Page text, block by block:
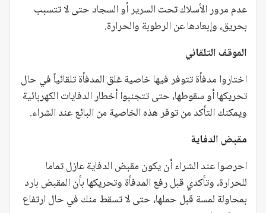
عدم مرور الأسلاك تحت السرير أو السجاد حتى لا تتسبب
بحريق، وإبعادها عن الرطوبة والحرارة.
الموقف التلقائي
اختاروا مدفأة تتوفر فيها خاصية غلق المدفأة تلقائياً في حال
تحريكها أو سقوطها، حتى تتجنبوا أخطار الدفايات الكهربائية
ويمكنك التأكد من توفر هذه الخاصية من البائع عند الشراء.
مقبض الدفاية
احرصوا عند الشراء أن يكون مقبض الدفاية عازل تماما
للحرارة، وتأكدي قبل رفع المدفأة وتحريكها بأن المقبض بارد
بمحاولة لمسة قبل حملها، حتى لا تسقط منك في حال ارتفاع